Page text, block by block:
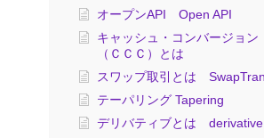
オープンAPI Open API
キャッシュ・コンバージョン
（ＣＣＣ）とは
スワップ取引とは
テーパリング Tapering
デリバティブとは derivative